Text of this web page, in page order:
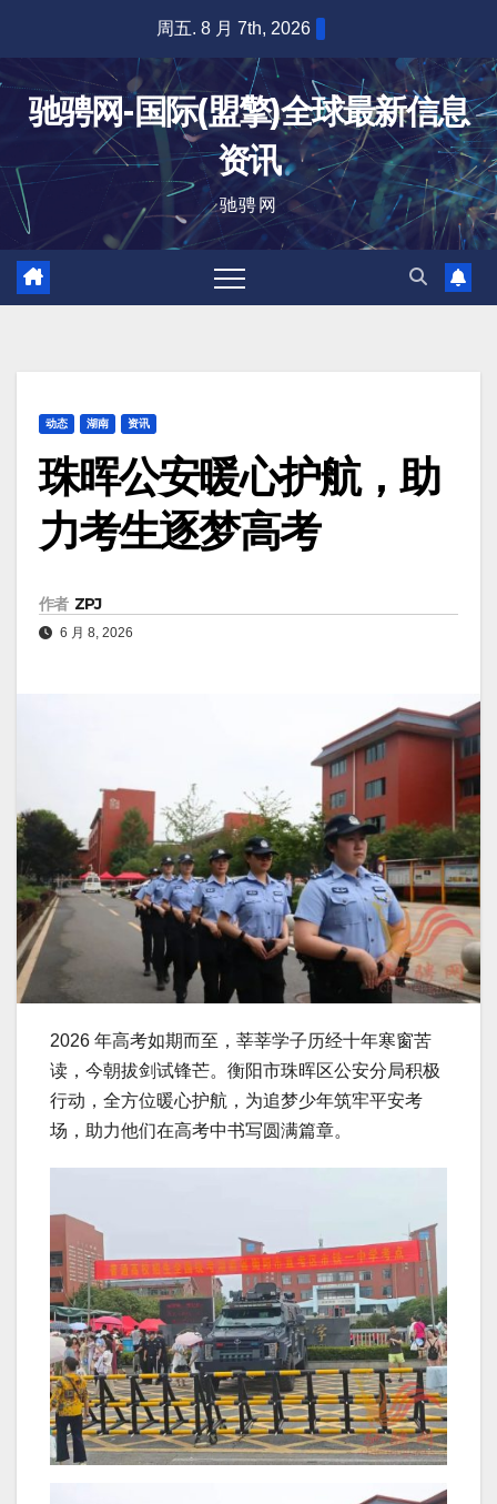
内
周五. 8 月 7th, 2026
驰骋网-国际(盟擎)全球最新信息
资讯
驰骋网
动态 湖南 资讯
珠晖公安暖心护航，助
力考生逐梦高考
作者 ZPJ
6 月 8, 2026
2026 年高考如期而至，莘莘学子历经十年寒窗苦
读，今朝拔剑试锋芒。衡阳市珠晖区公安分局积极
行动，全方位暖心护航，为追梦少年筑牢平安考
场，助力他们在高考中书写圆满篇章。